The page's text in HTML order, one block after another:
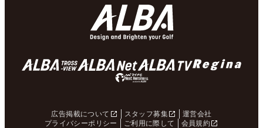
広告掲載について スタッフ募集
運営会社
プライバシーポリシー
ご利用に際して
会員規約